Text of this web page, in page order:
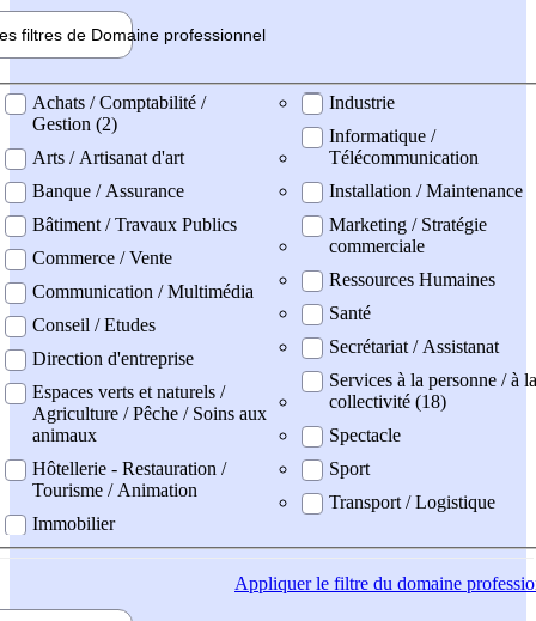
filtres de Domaine professionnel
professionel
Achats / Comptabilité /
Gestion (2)
Arts / Artisanat d'art
Banque / Assurance
Bâtiment / Travaux Publics
Commerce / Vente
Communication / Multimédia
Conseil / Etudes
Direction d'entreprise
Espaces verts et naturels /
Agriculture / Pêche / Soins aux
animaux
Hôtellerie - Restauration /
Tourisme / Animation
Immobilier
Industrie
Informatique /
Télécommunication
Installation / Maintenance
Marketing / Stratégie
commerciale
Ressources Humaines
Santé
Secrétariat / Assistanat
Services à la personne / à la
collectivité (18)
Spectacle
Sport
Transport / Logistique
Appliquerle filtre du domaine